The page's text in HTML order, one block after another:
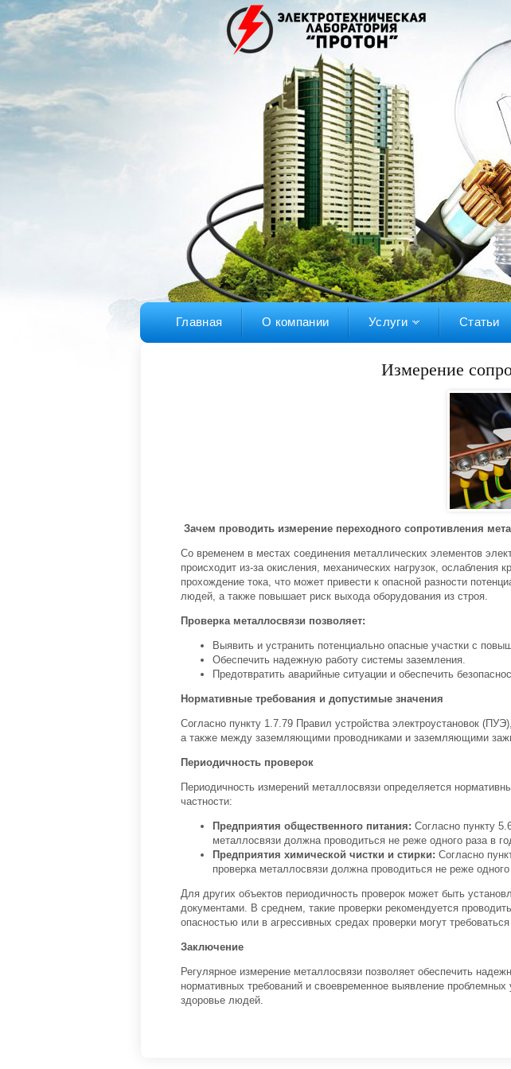
Главная О компании Услуги Статьи
Измерение
Зачем проводить измерение переходного сопротивления
Со временем в местах соединения металлических элементов
происходит из-за окисления, механических нагрузок,
прохождение тока, что может привести к опасной разности
людей, а также повышает риск выхода оборудования из строя.
Проверка металлосвязи позволяет:
Выявить и устранить потенциально опасные участки с
Обеспечить надежную работу системы заземления.
Предотвратить аварийные ситуации и обеспечить
Нормативные требования и допустимые значения
Согласно пункту 1.7.79 Правил устройства электроустановок
а также между заземляющими проводниками и заземляющими
Периодичность проверок
Периодичность измерений металлосвязи определяется
частности:
Предприятия общественного питания: Согласно пункту
металлосвязи должна проводиться не реже одного раза в
Предприятия химической чистки и стирки: Согласно
проверка металлосвязи должна проводиться не реже одного
Для других объектов периодичность проверок может быть
документами. В среднем, такие проверки рекомендуется
опасностью или в агрессивных средах проверки могут
Заключение
Регулярное измерение металлосвязи позволяет обеспечить
нормативных требований и своевременное выявление
здоровье людей.